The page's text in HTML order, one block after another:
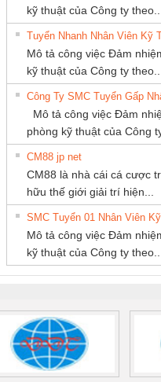
An Toàn
Contact
– PSR-
SCP-
FSP/2X1/1X2
sát chuỗi
tấm pin
16I+
(2502520000)
Bộ giám sát
tấm pin
TRANSCLINIC
1K5 L
Bộ chỉnh lưu
điện
BKE 1K5.4
TY TNHH
BỊ CÔNG
NIHON
VIỆT
CÔNG TY
SUPPLY
TY CP TỰ
TIẾN
PHẦN
CÁP ĐIỆN
kỹ thuật của Công ty theo...
Tuyển Nhanh Nhân Viên Kỹ
Mô tả công việc Đảm
kỹ thuật của Công ty theo...
Mô tả công việc Đảm
phòng kỹ thuật của Công
CM88 jp net
CM88 là nhà cái cá cược
hữu thế giới giải trí hiện...
SMC Tuyển 01 Nhân Viên
Mô tả công việc Đảm
kỹ thuật của Công ty theo...